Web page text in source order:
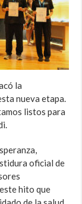
la
nueva etapa.
listos para
oficial de
hito que